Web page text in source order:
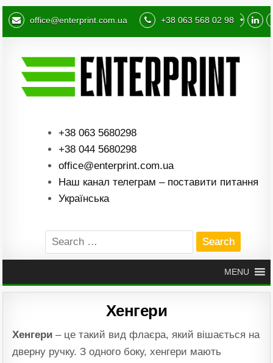
office@enterprint.com.ua +38 063 568 02 98
+38 063 5680298
+38 044 5680298
office@enterprint.com.ua
Наш канал телеграм – поставити питання
Українська
Search
for:
MENU
Хенгери
Хенгери– це такий вид флаєра, який вішається на
дверну ручку. З одного боку, хенгери мають